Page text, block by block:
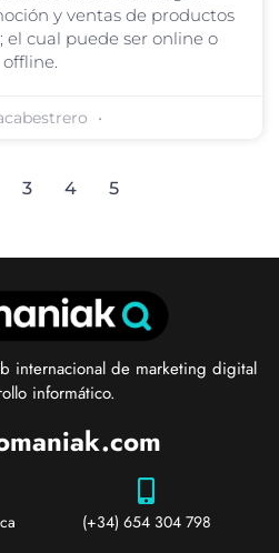
y ventas de productos
el cual puede ser online o
offline.
3 4 5
de marketing digital
informático.
(+34) 654 304 798